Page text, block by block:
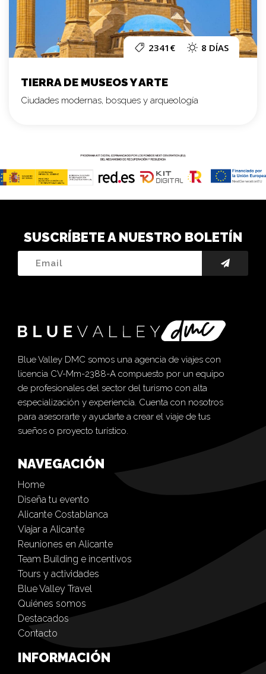
2341€ 8 DÍAS
TIERRA DE MUSEOS Y ARTE
Ciudades modernas, bosques y arqueología
SUSCRÍBETE A NUESTRO BOLETÍN
Blue Valley DMC somos una agencia de viajes con
licencia CV-Mm-2388-A compuesto por un equipo
de profesionales del sector del turismo con alta
especialización y experiencia. Cuenta con nosotros
para asesorarte y ayudarte a crear el viaje de tus
sueños o proyecto turístico.
NAVEGACIÓN
Home
Diseña tu evento
Alicante Costablanca
Viajar a Alicante
Reuniones en Alicante
Team Building e incentivos
Tours y actividades
Blue Valley Travel
Quiénes somos
Destacados
Contacto
INFORMACIÓN